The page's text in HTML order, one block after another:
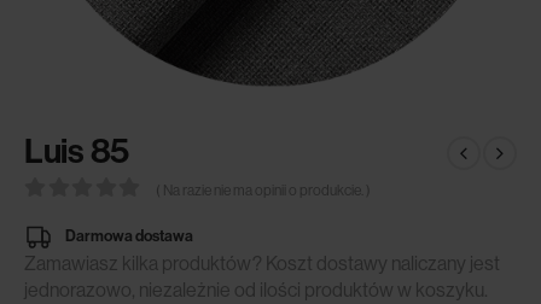
Luis 85
( Na razie nie ma opinii o produkcie. )
Darmowa dostawa
Zamawiasz kilka produktów? Koszt dostawy naliczany jest
jednorazowo, niezależnie od ilości produktów w koszyku.